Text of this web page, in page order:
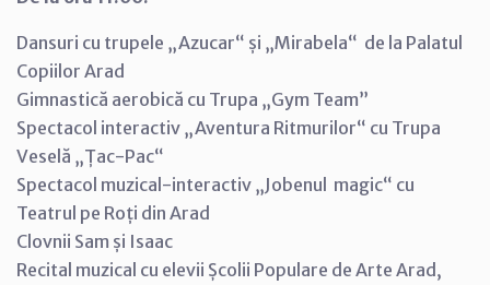
Dansuri cu trupele „Azucar“ și „Mirabela“ de la Palatul
Copiilor Arad
Gimnastică aerobică cu Trupa „Gym Team”
Spectacol interactiv „Aventura Ritmurilor“ cu Trupa
Veselă „Țac-Pac“
Spectacol muzical-interactiv „Jobenul magic“ cu
Teatrul pe Roți din Arad
Clovnii Sam și Isaac
Recital muzical cu elevii Școlii Populare de Arte Arad,